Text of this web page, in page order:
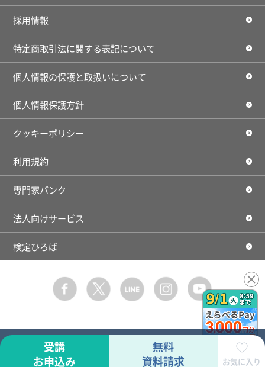
採用情報
特定商取引法に関する表記について
個人情報の保護と取扱いについて
個人情報保護方針
クッキーポリシー
利用規約
専門家バンク
法人向けサービス
検定ひろば
Facebook Twitter LINE instagram youtube
受講
お申込み
無料
資料請求
お気に入り